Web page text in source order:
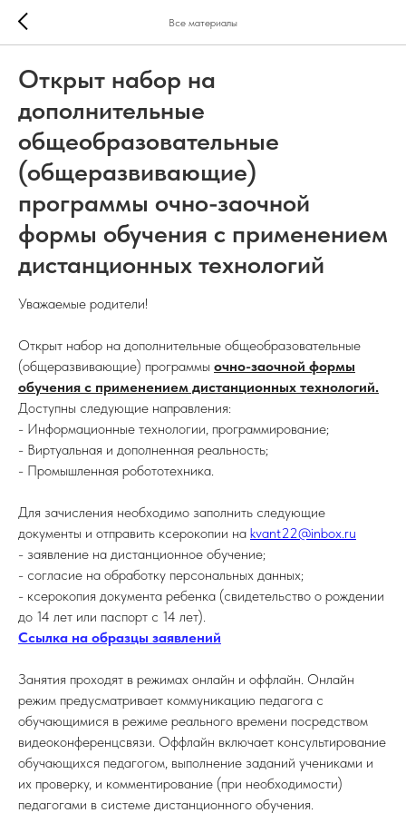
Все материалы
Открыт набор на
дополнительные
общеобразовательные
(общеразвивающие)
программы очно-заочной
формы обучения с применением
дистанционных технологий
Уважаемые родители!
Открыт набор на дополнительные общеобразовательные
(общеразвивающие) программы очно-заочной формы
обучения с применением дистанционных технологий.
Доступны следующие направления:
- Информационные технологии, программирование;
- Виртуальная и дополненная реальность;
- Промышленная робототехника.
Для зачисления необходимо заполнить следующие
документы и отправить ксерокопии на kvant22@inbox.ru
- заявление на дистанционное обучение;
- согласие на обработку персональных данных;
- ксерокопия документа ребенка (свидетельство о рождении
до 14 лет или паспорт с 14 лет).
Ссылка на образцы заявлений
Занятия проходят в режимах онлайн и оффлайн. Онлайн
режим предусматривает коммуникацию педагога с
обучающимися в режиме реального времени посредством
видеоконференцсвязи. Оффлайн включает консультирование
обучающихся педагогом, выполнение заданий учениками и
их проверку, и комментирование (при необходимости)
педагогами в системе дистанционного обучения.